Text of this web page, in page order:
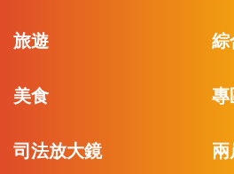
旅遊 綜
美食 專
司法放大鏡 兩